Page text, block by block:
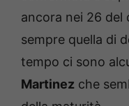
ancora nei 26 del
sempre quella di
tempo ci sono
Martinez che